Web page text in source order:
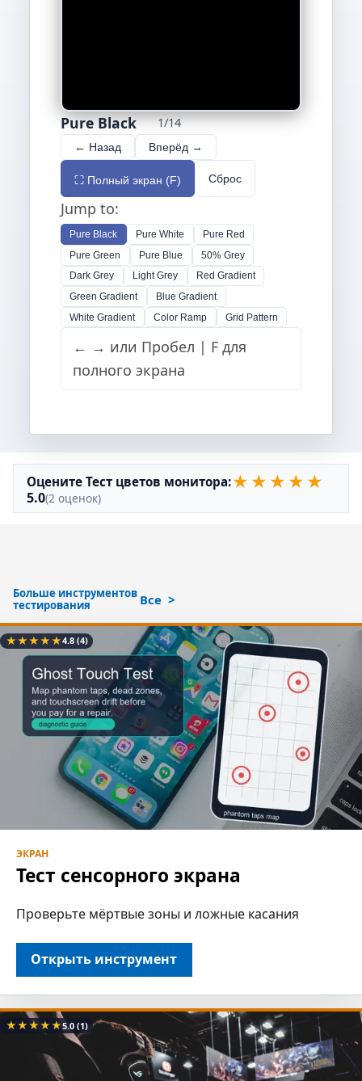
Pure Black 1/14
← Назад Вперёд →
⛶ Полный экран (F) Сброс
Jump to:
Pure Black Pure White
Pure Red
Pure Green
Pure Blue
50% Grey
Dark Grey
Light Grey
Red Gradient
Green Gradient
Blue Gradient
White Gradient
Color Ramp Grid Pattern
← → или Пробел | F для
полного экрана
Оцените Тест цветов монитора:★ ★ ★ ★ ★
5.0(2 оценок)
Больше инструментов
тестирования
Все
★★★★★4.8(4)
ЭКРАН
Тест сенсорного экрана
Проверьте мёртвые зоны и ложные касания
Открыть инструмент
★★★★★5.0(1)